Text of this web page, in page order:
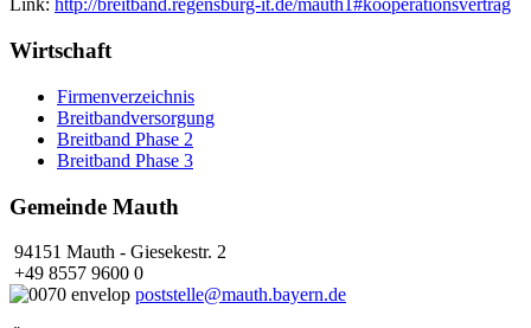
Link: http://breitband.regensburg-it.de/mauth1#kooperationsvertrag
Wirtschaft
Firmenverzeichnis
Breitbandversorgung
Breitband Phase 2
Breitband Phase 3
Gemeinde Mauth
94151 Mauth - Giesekestr. 2
+49 8557 9600 0
poststelle@mauth.bayern.de